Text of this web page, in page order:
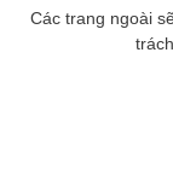
Các trang ngoài